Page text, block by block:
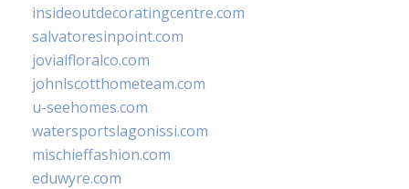
insideoutdecoratingcentre.com
salvatoresinpoint.com
jovialfloralco.com
johnlscotthometeam.com
u-seehomes.com
watersportslagonissi.com
mischieffashion.com
eduwyre.com